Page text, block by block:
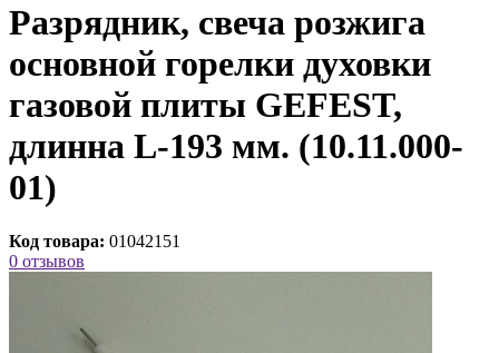
Разрядник, свеча розжига
основной горелки духовки
газовой плиты GEFEST,
длинна L-193 мм. (10.11.000-
01)
Код товара: 01042151
0 отзывов